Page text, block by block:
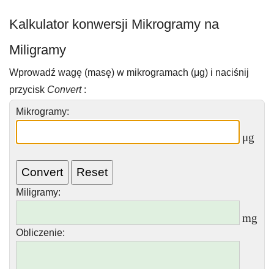
Kalkulator konwersji Mikrogramy na
Miligramy
Wprowadź wagę (masę) w mikrogramach (μg) i naciśnij
przycisk Convert:
Mikrogramy:
μg
Miligramy:
mg
Obliczenie: